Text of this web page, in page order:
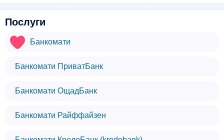
Послуги
Банкомати
Банкомати ПриватБанк
Банкомати ОщадБанк
Банкомати Райффайзен